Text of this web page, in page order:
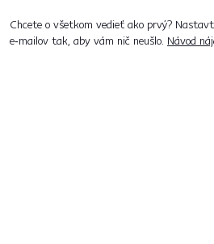
Chcete o všetkom vedieť ako prvý?
e‑mailov tak, aby vám nič neušlo. Návod